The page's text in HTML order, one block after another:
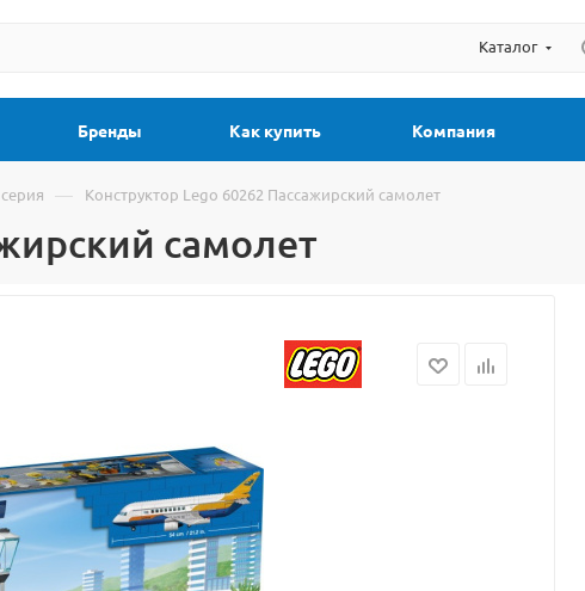
Каталог
Бренды Как купить Компания
— Конструктор Lego 60262 Пассажирский самолет
самолет